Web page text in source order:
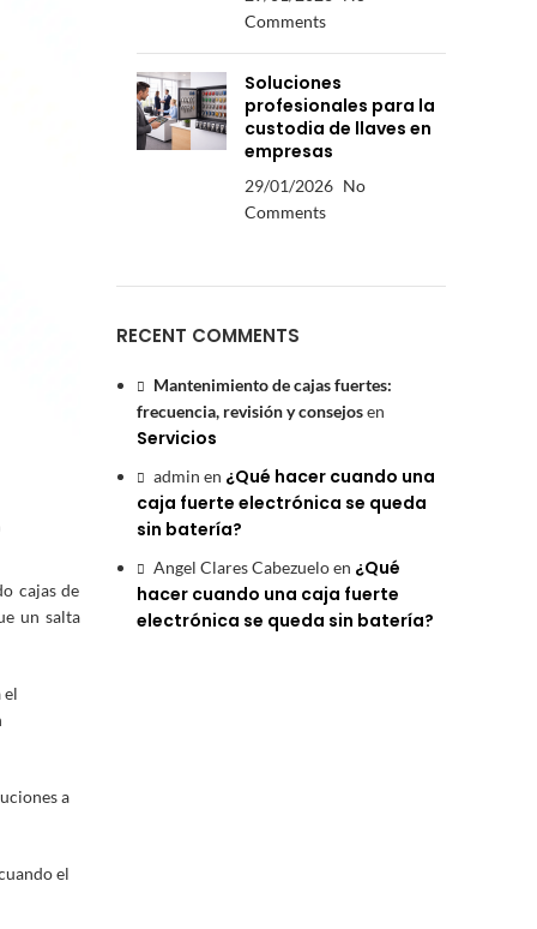
cajas de
un salta
el
a
el
Comments
Soluciones
profesionales para la
custodia de llaves en
empresas
29/01/2026 No
Comments
RECENT COMMENTS
Mantenimiento de cajas fuertes:
frecuencia, revisión y consejosen
Servicios
admin en ¿Qué hacer cuando una
caja fuerte electrónica se queda
sin batería?
Angel Clares Cabezueloen ¿Qué
hacer cuando una caja fuerte
electrónica se queda sin batería?